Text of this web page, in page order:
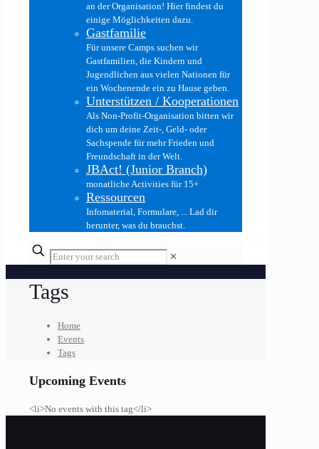
an der Organisation! Hier findest du
einige Möglichkeiten dazu.
Gastfamilie
Für unsere Camps suchen wir
Gastfamilien, die Kindern und
Jugendlichen aus vielen Nationen für
ein Wochenende ein zu Hause geben.
Unterstützen / Kooperationen
Als Non-Profit-Organisation bitten wir
dich um deine Zeit-, Geld- oder
Sachspende für mehr Frieden und
Freundschaft in der Welt.
JBAct! (Junior Branch)
monatliche Activities für 15+
Ressourcen
Infomaterial, Formulare, ... Lad dir
herunter, was du brauchst.
✕
Tags
Home
Events
Tags
Upcoming Events
<li>No events with this tag</li>